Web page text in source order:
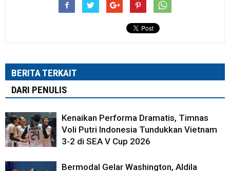
BERITA TERKAIT
DARI PENULIS
Kenaikan Performa Dramatis, Timnas
Voli Putri Indonesia Tundukkan Vietnam
3-2 di SEA V Cup 2026
Bermodal Gelar Washington, Aldila